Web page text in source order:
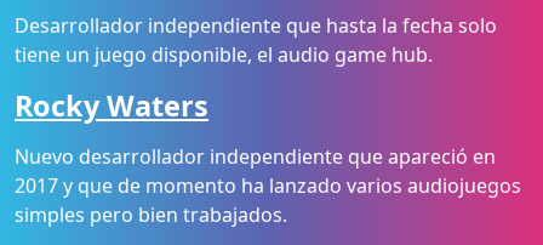
Desarrollador independiente que hasta la fecha solo
tiene un juego disponible, el audio game hub.
Rocky Waters
Nuevo desarrollador independiente que apareció en
2017 y que de momento ha lanzado varios audiojuegos
simples pero bien trabajados.